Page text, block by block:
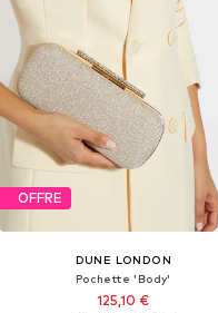
OFFRE
DUNE LONDON
Pochette 'Body'
125,10 €